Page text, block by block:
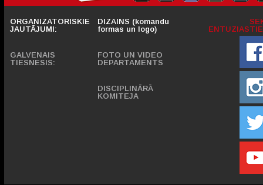
ORGANIZATORISKIE
JAUTĀJUMI:
GALVENAIS
TIESNESIS:
DIZAINS (komandu
formas un logo)
FOTO UN VIDEO
DEPARTAMENTS
DISCIPLINĀRĀ
KOMITEJA